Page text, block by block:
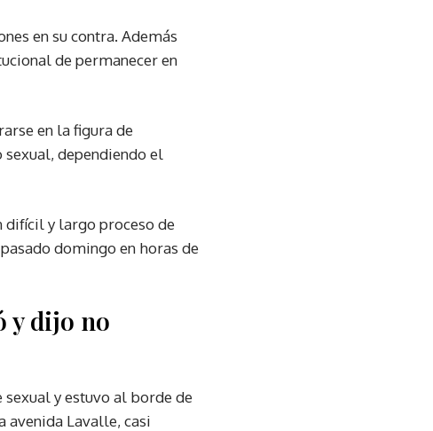
en su contra. Además
de permanecer en
en la figura de
sexual, dependiendo el
difícil y largo proceso de
domingo en horas de
y dijo no
sexual y estuvo al borde de
avenida Lavalle, casi